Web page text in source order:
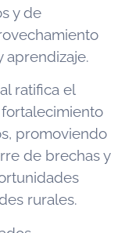
y de
aprendizaje.
ratifica el
promoviendo
de brechas y
rurales.